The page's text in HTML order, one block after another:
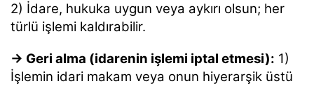
2) İdare, hukuka uygun veya aykırı olsun; her
türlü işlemi kaldırabilir.
→ Geri alma (idarenin işlemi iptal etmesi): 1)
İşlemin idari makam veya onun hiyerarşik üstü